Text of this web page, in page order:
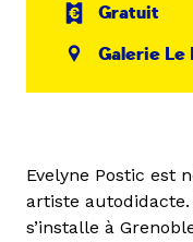
Gratuit
Galerie Le
Evelyne Postic est
artiste
s’installe à